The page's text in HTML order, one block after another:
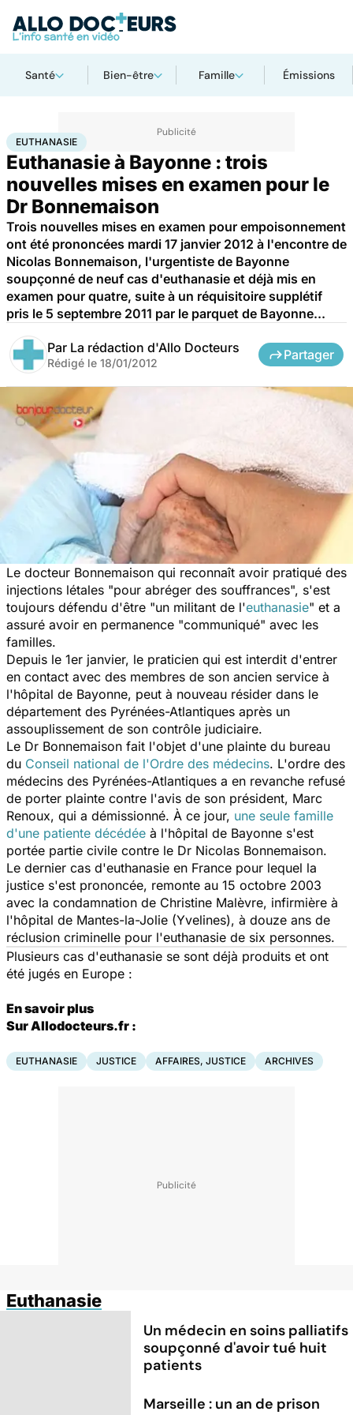
Santé Bien-être Famille Émissions
AccueilSantéSociété Euthanasie
EUTHANASIE
Euthanasie à Bayonne : trois
nouvelles mises en examen pour le
Dr Bonnemaison
Trois nouvelles mises en examen pour empoisonnement
ont été prononcées mardi 17 janvier 2012 à l'encontre de
Nicolas Bonnemaison, l'urgentiste de Bayonne
soupçonné de neuf cas d'euthanasie et déjà mis en
examen pour quatre, suite à un réquisitoire supplétif
pris le 5 septembre 2011 par le parquet de Bayonne...
Par La rédaction d'Allo Docteurs
Rédigé le 18/01/2012
Partager
Le docteur Bonnemaison qui reconnaît avoir pratiqué des
injections létales "pour abréger des souffrances", s'est
toujours défendu d'être "un militant de l'euthanasie" et a
assuré avoir en permanence "communiqué" avec les
familles.
Depuis le 1er janvier, le praticien qui est interdit d'entrer
en contact avec des membres de son ancien service à
l'hôpital de Bayonne, peut à nouveau résider dans le
département des Pyrénées-Atlantiques après un
assouplissement de son contrôle judiciaire.
Le Dr Bonnemaison fait l'objet d'une plainte du bureau
du Conseil national de l'Ordre des médecins. L'ordre des
médecins des Pyrénées-Atlantiques a en revanche refusé
de porter plainte contre l'avis de son président, Marc
Renoux, qui a démissionné. À ce jour, une seule famille
d'une patiente décédée à l'hôpital de Bayonne s'est
portée partie civile contre le Dr Nicolas Bonnemaison.
Le dernier cas d'euthanasie en France pour lequel la
justice s'est prononcée, remonte au 15 octobre 2003
avec la condamnation de Christine Malèvre, infirmière à
l'hôpital de Mantes-la-Jolie (Yvelines), à douze ans de
réclusion criminelle pour l'euthanasie de six personnes.
Plusieurs cas d'euthanasie se sont déjà produits et ont
été jugés en Europe :
En savoir plus
Sur Allodocteurs.fr :
EUTHANASIE JUSTICE AFFAIRES, JUSTICE ARCHIVES
Euthanasie
Un médecin en soins palliatifs
soupçonné d'avoir tué huit
patients
Marseille : un an de prison